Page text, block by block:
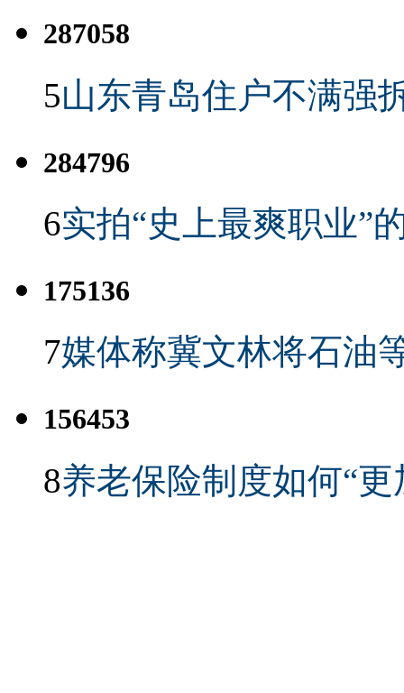
287058
5山东青岛住户不满强
284796
6实拍“史上最爽职业”
175136
7媒体称冀文林将石油
156453
8养老保险制度如何“